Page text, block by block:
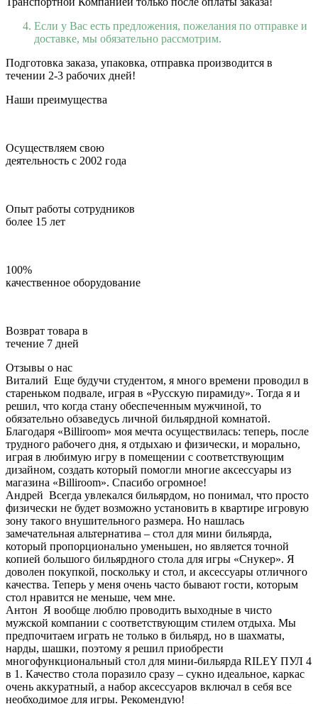
Если у Вас есть предложения, пожелания по отправке и
доставке, мы обязательно рассмотрим.
Подготовка заказа, упаковка, отправка производится в
течении 2-3 рабочих дней!
Наши преимущества
Осуществляем свою
деятельность с 2002 года
Опыт работы сотрудников
более 15 лет
100%
качественное оборудование
Возврат товара в
течение 7 дней
Отзывы о нас
Виталий Еще будучи студентом, я много времени проводил в
стареньком подвале, играя в «Русскую пирамиду». Тогда я и
решил, что когда стану обеспеченным мужчиной, то
обязательно обзаведусь личной бильярдной комнатой.
Благодаря «Billiroom» моя мечта осуществилась: теперь, после
трудного рабочего дня, я отдыхаю и физически, и морально,
играя в любимую игру в помещении с соответствующим
дизайном, создать который помогли многие аксессуары из
магазина «Billiroom». Спасибо огромное!
Андрей Всегда увлекался бильярдом, но понимал, что просто
физически не будет возможно установить в квартире игровую
зону такого внушительного размера. Но нашлась
замечательная альтернатива – стол для мини бильярда,
который пропорционально уменьшен, но является точной
копией большого бильярдного стола для игры «Снукер». Я
доволен покупкой, поскольку и стол, и аксессуары отличного
качества. Теперь у меня очень часто бывают гости, которым
стол нравится не меньше, чем мне.
Антон Я вообще люблю проводить выходные в чисто
мужской компании с соответствующим стилем отдыха. Мы
предпочитаем играть не только в бильярд, но в шахматы,
нарды, шашки, поэтому я решил приобрести
многофункциональный стол для мини-бильярда RILEY ПУЛ 4
в 1. Качество стола поразило сразу – сукно идеальное, каркас
очень аккуратный, а набор аксессуаров включал в себя все
необходимое для игры. Рекомендую!